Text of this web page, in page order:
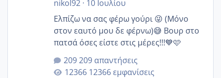
nikol92· 10 Ιουλίου
Ελπίζω να σας φέρω γούρι 😜 (Μόνο
στον εαυτό μου δε φέρνω)😅 Βουρ στο
πατσά όσες είστε στις μέρες!!!💙🩷
209 απαντήσεις
12366 εμφανίσεις